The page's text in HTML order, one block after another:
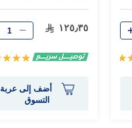
١٢٥٫٣٥
تقييم:
أضف إلى عربة
التسوق